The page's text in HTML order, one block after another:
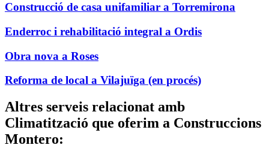
Construcció de casa unifamiliar a Torremirona
Enderroc i rehabilitació integral a Ordis
Obra nova a Roses
Reforma de local a Vilajuïga (en procés)
Altres serveis relacionat amb
Climatització que oferim a Construccions
Montero: